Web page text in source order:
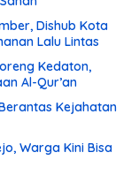
Dishub Kota
Lalu Lintas
Kedaton,
Al-Qur’an
Kejahatan
Warga Kini Bisa